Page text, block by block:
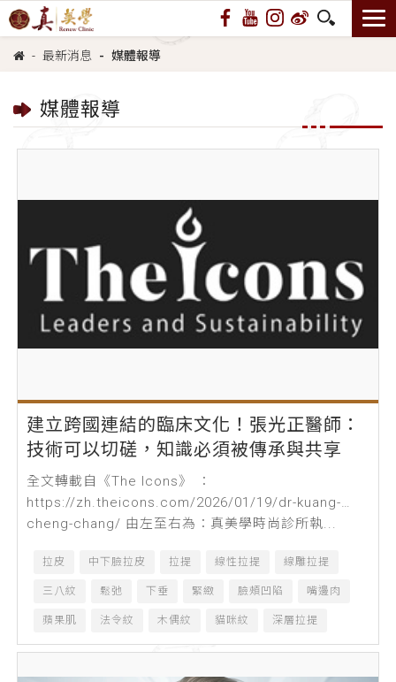
最新消息 媒體報導
媒體報導
建立跨國連結的臨床文化！張光正醫師：
技術可以切磋，知識必須被傳承與共享
全文轉載自《The Icons》 ：
https://zh.theicons.com/2026/01/19/dr-kuang-
cheng-chang/ 由左至右為：真美學時尚診所執...
拉皮 中下臉拉皮 拉提 線性拉提 線雕拉提
三八紋 鬆弛 下垂 緊緻 臉頰凹陷 嘴邊肉
蘋果肌 法令紋 木偶紋 貓咪紋 深層拉提